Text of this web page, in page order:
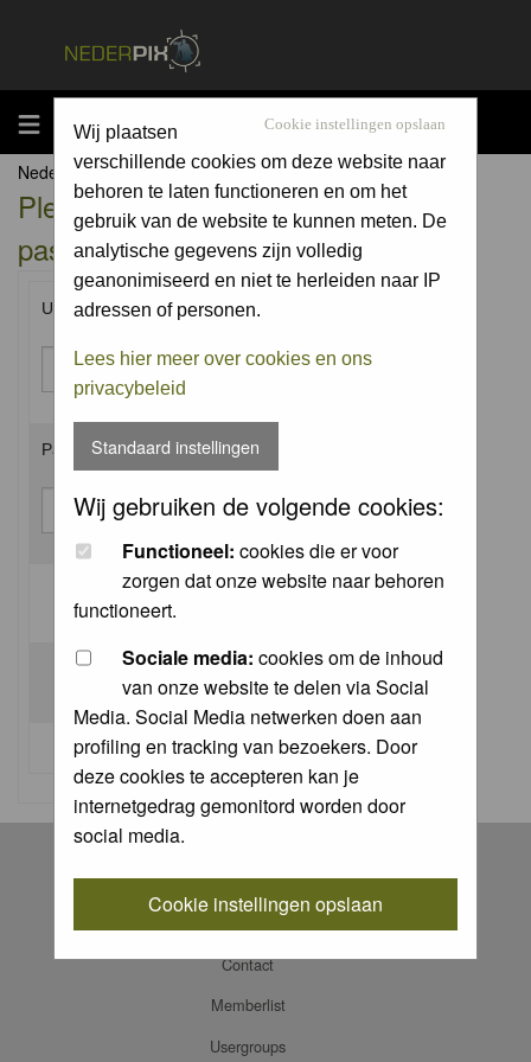
MENU Cookie instellingen opslaan
Wij plaatsen
verschillende cookies om deze website naar
behoren te laten functioneren en om het
gebruik van de website te kunnen meten. De
analytische gegevens zijn volledig
geanonimiseerd en niet te herleiden naar IP
adressen of personen.
Lees hier meer over cookies en ons
privacybeleid
Standaard instellingen
Wij gebruiken de volgende cookies:
Functioneel: cookies die er voor
zorgen dat onze website naar behoren
functioneert.
Sociale media: cookies om de inhoud
van onze website te delen via Social
Media. Social Media netwerken doen aan
profiling en tracking van bezoekers. Door
deze cookies te accepteren kan je
internetgedrag gemonitord worden door
social media.
Cookie instellingen opslaan
Nederpix.nl Forum Index
Please enter your username and
password to log in.
Username:
Password:
Log me on automatically each visit:
I forgot my password
Log in
Contact
Memberlist
Usergroups